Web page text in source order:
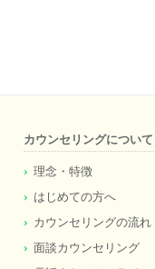
カウンセリングについて
理念・特徴
はじめての方へ
カウンセリングの流れ
面談カウンセリング